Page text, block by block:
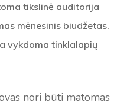
tikslinė auditorija
mėnesinis biudžetas.
vykdoma tinklalapių
nori būti matomas